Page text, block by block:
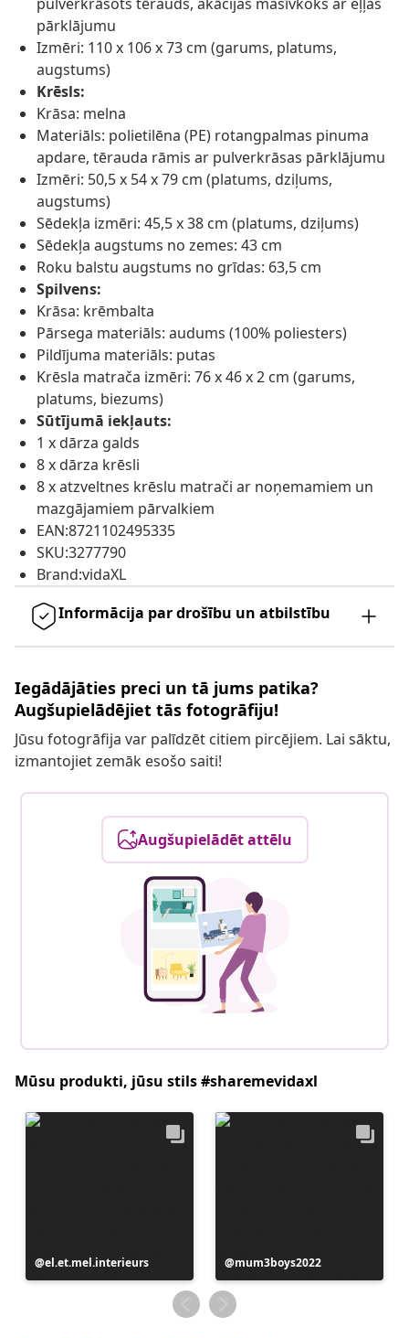
pārklājumu
Izmēri: 110 x 106 x 73 cm (garums, platums,
augstums)
Krēsls:
Krāsa: melna
Materiāls: polietilēna (PE) rotangpalmas pinuma
apdare, tērauda rāmis ar pulverkrāsas pārklājumu
Izmēri: 50,5 x 54 x 79 cm (platums, dziļums,
augstums)
Sēdekļa izmēri: 45,5 x 38 cm (platums, dziļums)
Sēdekļa augstums no zemes: 43 cm
Roku balstu augstums no grīdas: 63,5 cm
Spilvens:
Krāsa: krēmbalta
Pārsega materiāls: audums (100% poliesters)
Pildījuma materiāls: putas
Krēsla matrača izmēri: 76 x 46 x 2 cm (garums,
platums, biezums)
Sūtījumā iekļauts:
1 x dārza galds
8 x dārza krēsli
8 x atzveltnes krēslu matrači ar noņemamiem un
mazgājamiem pārvalkiem
EAN:8721102495335
SKU:3277790
Brand:vidaXL
Informācija par drošību un atbilstību
Iegādājāties preci un tā jums patika?
Augšupielādējiet tās fotogrāfiju!
Jūsu fotogrāfija var palīdzēt citiem pircējiem. Lai sāktu,
izmantojiet zemāk esošo saiti!
Augšupielādēt attēlu
Mūsu produkti, jūsu stils #sharemevidaxl
Ierakstu
publicējis
el.et.mel.interieurs
Ierakstu
publicējis
mum3boys2022